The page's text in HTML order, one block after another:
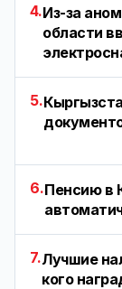
4.Из-за
области
5.
6.Пенсию в
7.Лучшие
кого